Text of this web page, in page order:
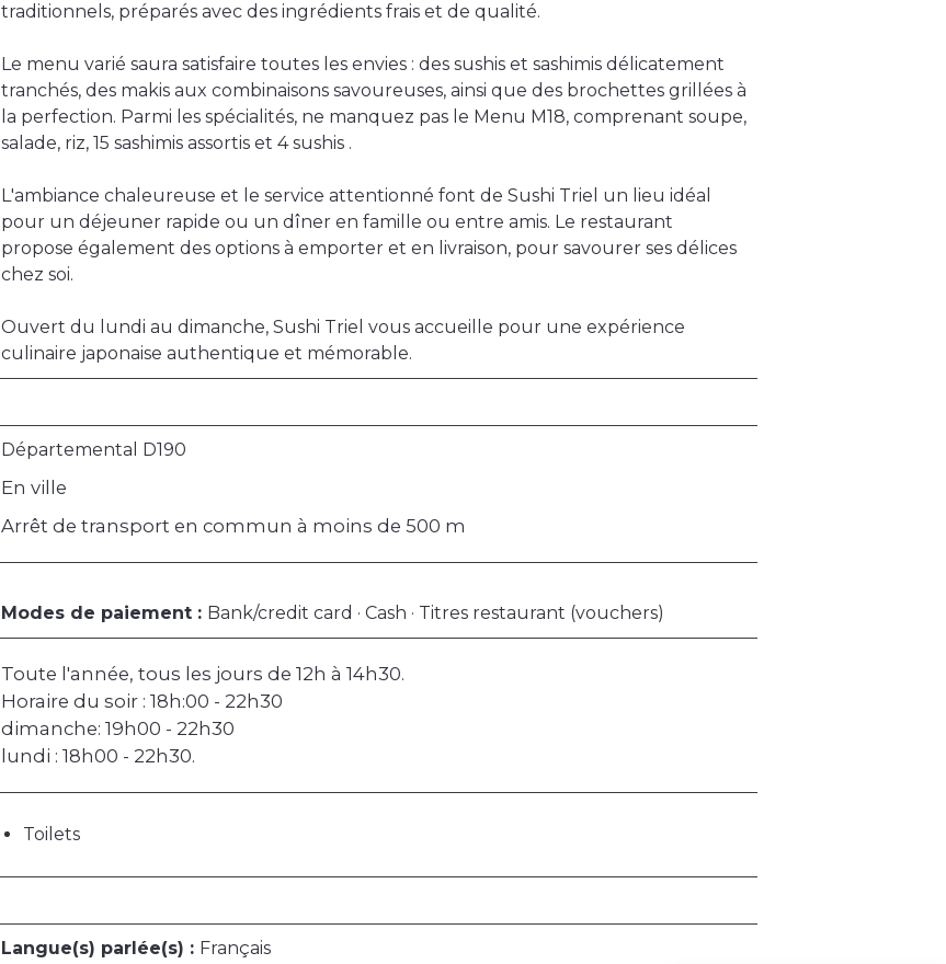
traditionnels, préparés avec des ingrédients frais et de qualité.
Le menu varié saura satisfaire toutes les envies : des sushis et sashimis délicatement
tranchés, des makis aux combinaisons savoureuses, ainsi que des brochettes grillées à
la perfection. Parmi les spécialités, ne manquez pas le Menu M18, comprenant soupe,
salade, riz, 15 sashimis assortis et 4 sushis .
L'ambiance chaleureuse et le service attentionné font de Sushi Triel un lieu idéal
pour un déjeuner rapide ou un dîner en famille ou entre amis. Le restaurant
propose également des options à emporter et en livraison, pour savourer ses délices
chez soi.
Ouvert du lundi au dimanche, Sushi Triel vous accueille pour une expérience
culinaire japonaise authentique et mémorable.
Départemental D190
En ville
Arrêt de transport en commun à moins de 500 m
Modes de paiement : Bank/credit card · Cash · Titres restaurant (vouchers)
Toute l'année, tous les jours de 12h à 14h30.
Horaire du soir : 18h:00 - 22h30
dimanche: 19h00 - 22h30
lundi : 18h00 - 22h30.
Toilets
Langue(s) parlée(s) : Français